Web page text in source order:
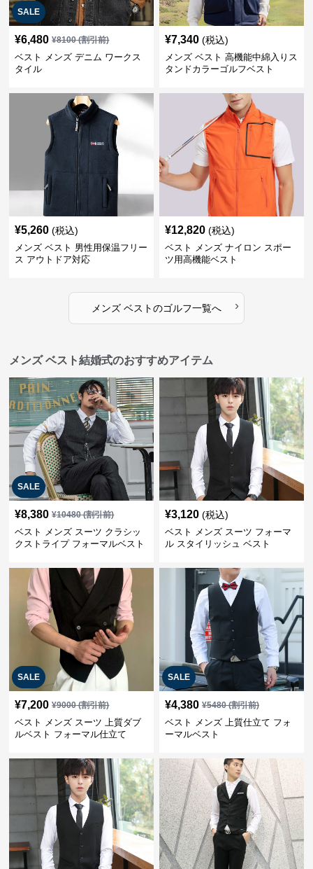
SALE
¥6,480 ¥8100(割引前)
ベスト メンズ デニム ワークス
タイル
¥7,340 (税込)
メンズ ベスト 高機能中綿入りス
タンドカラーゴルフベスト
¥5,260 (税込)
メンズ ベスト 男性用保温フリー
ス アウトドア対応
¥12,820 (税込)
ベスト メンズ ナイロン スポー
ツ用高機能ベスト
メンズ ベストのゴルフ一覧へ ›
メンズ ベスト結婚式のおすすめアイテム
SALE
¥8,380 ¥10480(割引前)
ベスト メンズ スーツ クラシッ
クストライプ フォーマルベスト
¥3,120 (税込)
ベスト メンズ スーツ フォーマ
ル スタイリッシュ ベスト
SALE
¥7,200 ¥9000(割引前)
ベスト メンズ スーツ 上質ダブ
ルベスト フォーマル仕立て
SALE
¥4,380 ¥5480(割引前)
ベスト メンズ 上質仕立て フォ
ーマルベスト